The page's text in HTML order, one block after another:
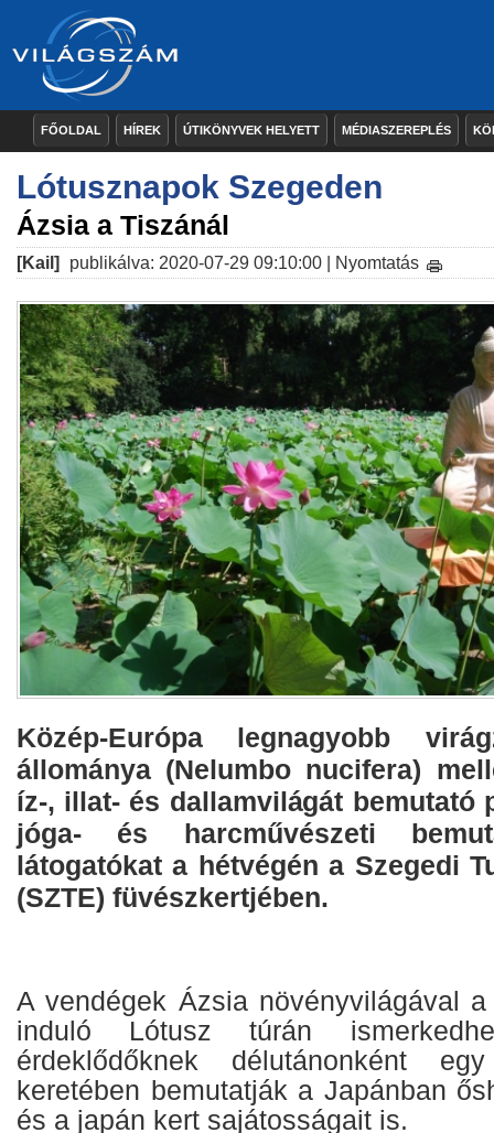
FŐOLDAL HÍREK ÚTIKÖNYVEK HELYETT MÉDIASZEREPLÉS
Lótusznapok Szegeden
Ázsia a Tiszánál
[Kail] publikálva: 2020-07-29 09:10:00 | Nyomtatás
Közép-Európa legnagyobb
állománya (Nelumbo nucifera)
íz-, illat- és dallamvilágát bemutató
jóga- és harcművészeti
látogatókat a hétvégén a Szegedi
(SZTE) füvészkertjében.
A vendégek Ázsia növényvilágával
induló Lótusz túrán
érdeklődőknek délutánonként
keretében bemutatják a Japánban
és a japán kert sajátosságait is.